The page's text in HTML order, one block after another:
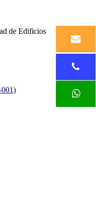
de Edificios